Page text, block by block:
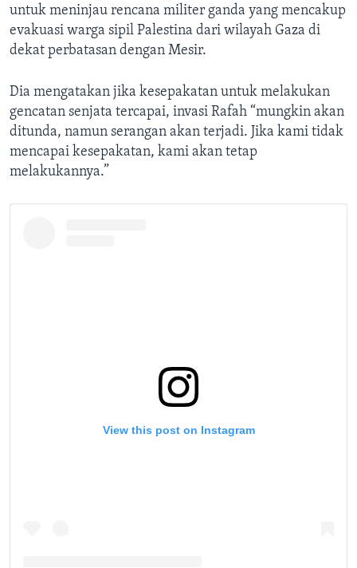
untuk meninjau rencana militer ganda yang mencakup
evakuasi warga sipil Palestina dari wilayah Gaza di
dekat perbatasan dengan Mesir.
Dia mengatakan jika kesepakatan untuk melakukan
gencatan senjata tercapai, invasi Rafah “mungkin akan
ditunda, namun serangan akan terjadi. Jika kami tidak
mencapai kesepakatan, kami akan tetap
melakukannya.”